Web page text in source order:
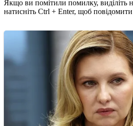
Якщо ви помітили помилку, виділіть
натисніть Ctrl + Enter, щоб